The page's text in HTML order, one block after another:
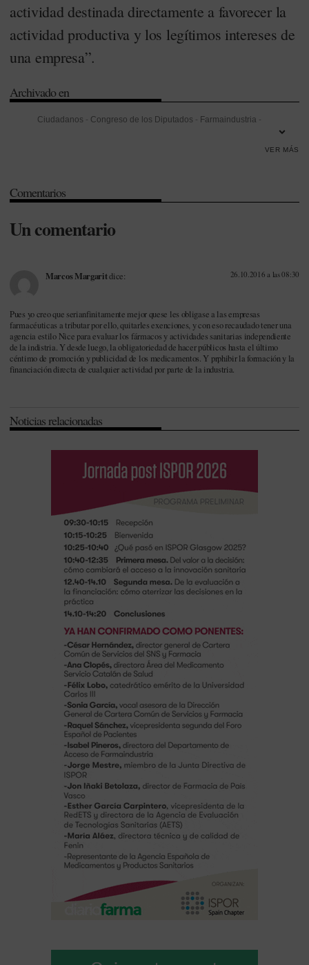
actividad destinada directamente a favorecer la
actividad productiva y los legítimos intereses de
una empresa”.
Archivado en
Ciudadanos - Congreso de los Diputados - Farmaindustria -
VER MÁS
Comentarios
Un comentario
Marcos Margaritdice: 26.10.2016 a las 08:30
Pues yo creo que serianfinitamente mejor quese les obligase a las empresas
farmacéuticas a tributar por ello, quitarles exenciones, y con eso recaudado tener una
agencia estilo Nice para evaluar los fármacos y actividades sanitarias independiente
de la indistria. Y desde luego, la obligatoriedad de hacer públicos hasta el último
céntimo de promoción y publicidad de los medicamentos. Y prphibir la formación y la
financiación directa de cualquier actividad por parte de la industria.
Noticias relacionadas